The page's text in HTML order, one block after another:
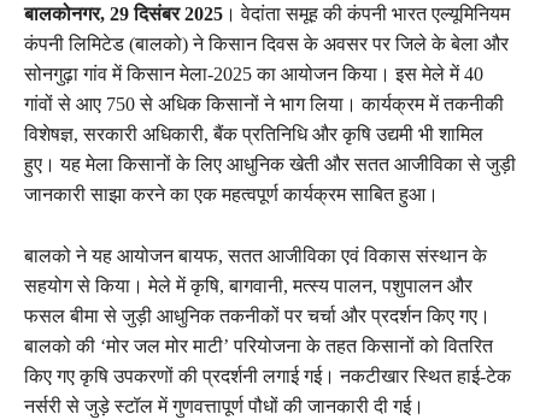
बालकोनगर, 29 दिसंबर 2025 । वेदांता समूह की कंपनी भारत एल्यूमिनियम
कंपनी लिमिटेड (बालको) ने किसान दिवस के अवसर पर जिले के बेला और
सोनगुढ़ा गांव में किसान मेला-2025 का आयोजन किया। इस मेले में 40
गांवों से आए 750 से अधिक किसानों ने भाग लिया। कार्यक्रम में तकनीकी
विशेषज्ञ, सरकारी अधिकारी, बैंक प्रतिनिधि और कृषि उद्यमी भी शामिल
हुए। यह मेला किसानों के लिए आधुनिक खेती और सतत आजीविका से जुड़ी
जानकारी साझा करने का एक महत्वपूर्ण कार्यक्रम साबित हुआ।
बालको ने यह आयोजन बायफ, सतत आजीविका एवं विकास संस्थान के
सहयोग से किया। मेले में कृषि, बागवानी, मत्स्य पालन, पशुपालन और
फसल बीमा से जुड़ी आधुनिक तकनीकों पर चर्चा और प्रदर्शन किए गए।
बालको की ‘मोर जल मोर माटी’ परियोजना के तहत किसानों को वितरित
किए गए कृषि उपकरणों की प्रदर्शनी लगाई गई। नकटीखार स्थित हाई-टेक
नर्सरी से जुड़े स्टॉल में गुणवत्तापूर्ण पौधों की जानकारी दी गई।